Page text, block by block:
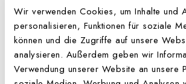
Wir verwenden Cookies, um Inhalte und
personalisieren, Funktionen für soziale
können und die Zugriffe auf unsere
analysieren. Außerdem geben wir
Verwendung unserer Website an unsere